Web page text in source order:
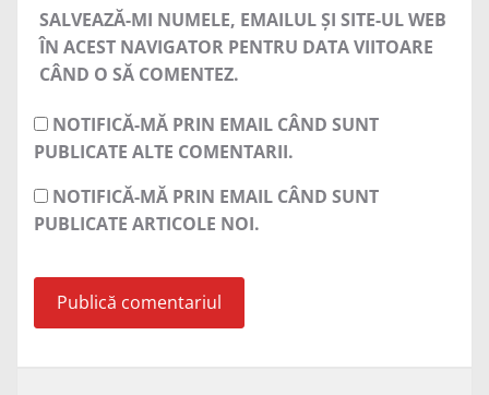
SALVEAZĂ-MI NUMELE, EMAILUL ȘI SITE-UL WEB
ÎN ACEST NAVIGATOR PENTRU DATA VIITOARE
CÂND O SĂ COMENTEZ.
NOTIFICĂ-MĂ PRIN EMAIL CÂND SUNT
PUBLICATE ALTE COMENTARII.
NOTIFICĂ-MĂ PRIN EMAIL CÂND SUNT
PUBLICATE ARTICOLE NOI.